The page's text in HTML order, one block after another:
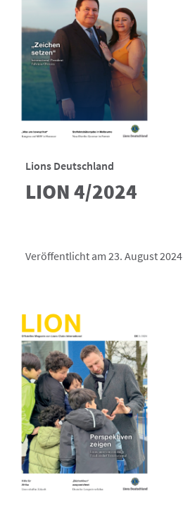
Lions Deutschland
LION 4/2024
Veröffentlicht am 23. August 2024